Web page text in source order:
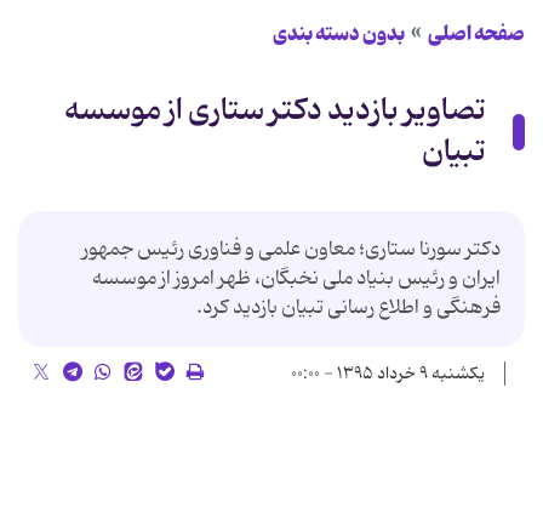
صفحه اصلی بدون دسته بندی
تصاویر بازدید دکتر ستاری از موسسه
تبیان
دکتر سورنا ستاری؛ معاون علمی و فناوری رئیس جمهور
ایران و رئیس بنیاد ملی نخبگان، ظهر امروز از موسسه
فرهنگی و اطلاع رسانی تبیان بازدید کرد.
یکشنبه ۹ خرداد ۱۳۹۵ - ۰۰:۰۰